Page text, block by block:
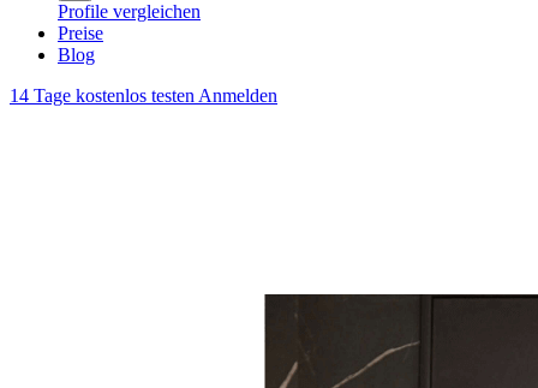
Profile vergleichen
Preise
Blog
14 Tage kostenlos testenAnmelden